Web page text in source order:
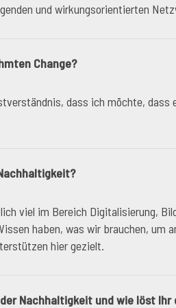
und wirkungsorientierten
Change?
dass ich möchte, dass
viel im Bereich Digitalisierung,
haben, was wir brauchen, um
hier gezielt.
Nachhaltigkeit und wie löst Ihr